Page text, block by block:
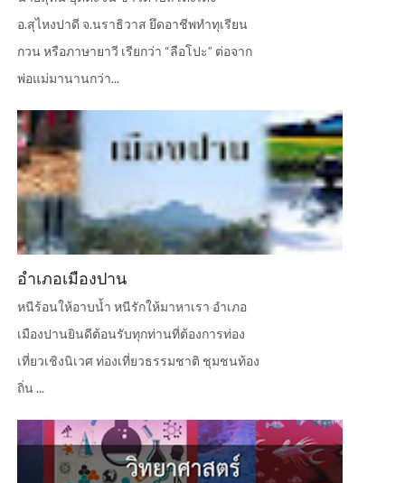
อ.สุไหงปาดี จ.นราธิวาส ยึดอาชีพทำทุเรียน
กวน หรือภาษายาวี เรียกว่า “ลือโปะ” ต่อจาก
พ่อแม่มานานกว่า...
อำเภอเมืองปาน
หนีร้อนให้อาบน้ำ หนีรักให้มาหาเรา อำเภอ
เมืองปานยินดีต้อนรับทุกท่านที่ต้องการท่อง
เที่ยวเชิงนิเวศ ท่องเที่ยวธรรมชาติ ชุมชนท้อง
ถิ่น ...